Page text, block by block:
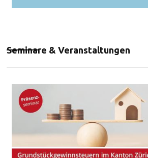
Seminare & Veranstaltungen